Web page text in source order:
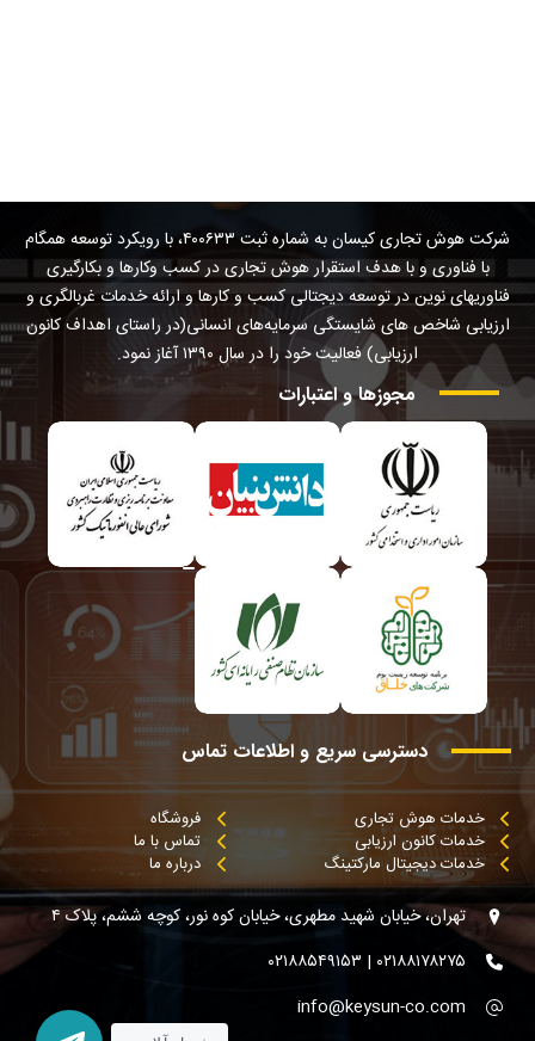
شرکت هوش تجاری کیسان به شماره ثبت ۴۰۰۶۳۳، با رویکرد توسعه همگام
با فناوری و با هدف استقرار هوش تجاری در کسب وکارها و بکارگیری
فناوریهای نوین در توسعه دیجتالی کسب و کارها و ارائه خدمات غربالگری و
ارزیابی شاخص های شایستگی سرمایه‌های انسانی(در راستای اهداف کانون
ارزیابی) فعالیت خود را در سال ۱۳۹۰ آغاز نمود.
مجوزها و اعتبارات
دسترسی سریع و اطلاعات تماس
خدمات هوش تجاری
خدمات کانون ارزیابی
خدمات دیجیتال مارکتینگ
فروشگاه
تماس با ما
درباره ما
تهران، خیابان شهید مطهری، خیابان کوه نور، کوچه ششم، پلاک ۴
۰۲۱۸۸۱۷۸۲۷۵ | ۰۲۱۸۸۵۴۹۱۵۳
info@keysun-co.com